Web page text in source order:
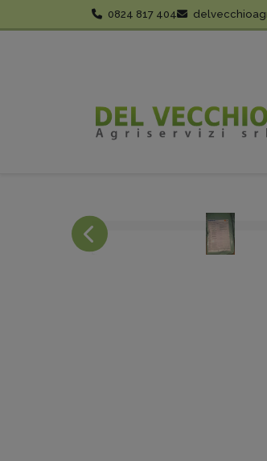
0824 817 404